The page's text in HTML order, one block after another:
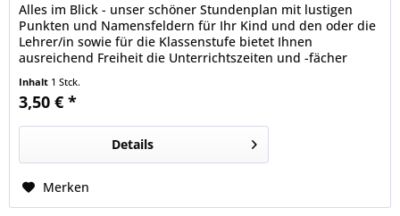
Alles im Blick - unser schöner Stundenplan mit lustigen
Punkten und Namensfeldern für Ihr Kind und den oder die
Lehrer/in sowie für die Klassenstufe bietet Ihnen
ausreichend Freiheit die Unterrichtszeiten und -fächer
hochauflösende pdf-Datei im DIN A4-Format (210 x 297
mm), die Sie bequem von Zuhause aus ausdrucken können.
Inhalt 1 Stck.
3,50 € *
Details
Merken